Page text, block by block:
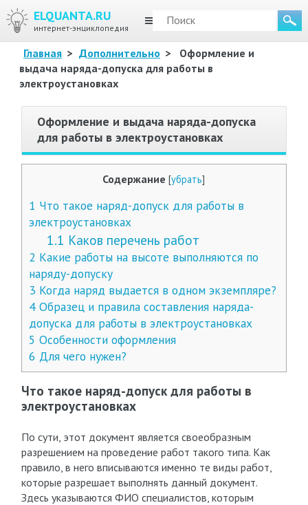
ELQUANTA.RU
интернет-энциклопедия
МЕНЮ
Главная > Дополнительно >
Оформление и
выдача наряда-допуска для работы в
электроустановках
Оформление и выдача наряда-допуска
для работы в электроустановках
Содержание [убрать]
1 Что такое наряд-допуск для работы в
электроустановках
1.1 Каков перечень работ
2 Какие работы на высоте выполняются по
наряду-допуску
3 Когда наряд выдается в одном экземпляре?
4Образец и правила составления наряда-
допуска для работы в электроустановках
5 Особенности оформления
6 Для чего нужен?
Что такое наряд-допуск для работы в
электроустановках
По сути, этот документ является своеобразным
разрешением на проведение работ такого типа. Как
правило, в него вписываются именно те виды работ,
которые разрешает выполнять данный документ.
Здесь указываются ФИО специалистов, которым